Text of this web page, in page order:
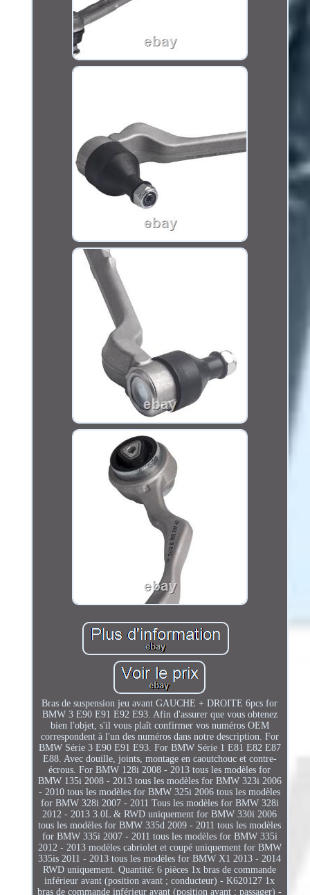
Bras de suspension jeu avant GAUCHE + DROITE 6pcs for
BMW 3 E90 E91 E92 E93. Afin d'assurer que vous obtenez
bien l'objet, s'il vous plaît confirmer vos numéros OEM
correspondent à l'un des numéros dans notre description. For
BMW Série 3 E90 E91 E93. For BMW Série 1 E81 E82 E87
E88. Avec douille, joints, montage en caoutchouc et contre-
écrous. For BMW 128i 2008 - 2013 tous les modèles for
BMW 135i 2008 - 2013 tous les modèles for BMW 323i 2006
- 2010 tous les modèles for BMW 325i 2006 tous les modèles
for BMW 328i 2007 - 2011 Tous les modèles for BMW 328i
2012 - 2013 3.0L & RWD uniquement for BMW 330i 2006
tous les modèles for BMW 335d 2009 - 2011 tous les modèles
for BMW 335i 2007 - 2011 tous les modèles for BMW 335i
2012 - 2013 modèles cabriolet et coupé uniquement for BMW
335is 2011 - 2013 tous les modèles for BMW X1 2013 - 2014
RWD uniquement. Quantité: 6 pièces 1x bras de commande
inférieur avant (position avant ; conducteur) - K620127 1x
bras de commande inférieur avant (position avant ; passager) -